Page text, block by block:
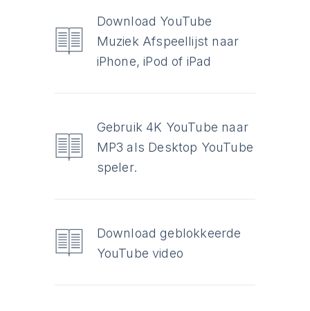
Download YouTube
Muziek Afspeellijst naar
iPhone, iPod of iPad
Gebruik 4K YouTube naar
MP3 als Desktop YouTube
speler.
Download geblokkeerde
YouTube video